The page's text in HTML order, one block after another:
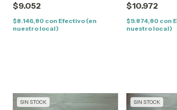
$9.052
$8.146,80 con Efectivo (en
nuestro local)
$10.972
$9.874,80 con
nuestro local)
SIN STOCK SIN STOCK